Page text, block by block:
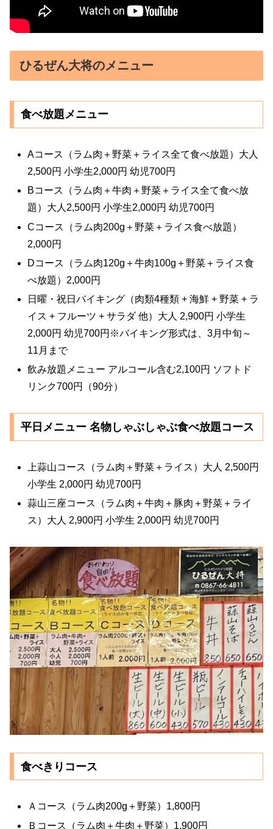
ひるぜん大将のメニュー
食べ放題メニュー
Aコース（ラム肉＋野菜＋ライス全て食べ放題）大人
2,500円 小学生2,000円 幼児700円
Bコース（ラム肉＋牛肉＋野菜＋ライス全て食べ放
題）大人2,500円 小学生2,000円 幼児700円
Cコース（ラム肉200g＋野菜＋ライス食べ放題）
2,000円
Dコース（ラム肉120g＋牛肉100g＋野菜＋ライス食
べ放題）2,000円
日曜・祝日バイキング（肉類4種類 + 海鮮 + 野菜 + ラ
イス + フルーツ + サラダ 他）大人 2,900円 小学生
2,000円 幼児700円※バイキング形式は、3月中旬～
11月まで
飲み放題メニュー アルコール含む2,100円 ソフトド
リンク700円（90分）
平日メニュー 名物しゃぶしゃぶ食べ放題コース
上蒜山コース（ラム肉＋野菜＋ライス）大人 2,500円
小学生 2,000円 幼児700円
蒜山三座コース（ラム肉＋牛肉＋豚肉＋野菜＋ライ
ス）大人 2,900円 小学生 2,000円 幼児700円
食べきりコース
Ａコース（ラム肉200g＋野菜）1,800円
Ｂコース（ラム肉＋牛肉＋野菜）1,900円